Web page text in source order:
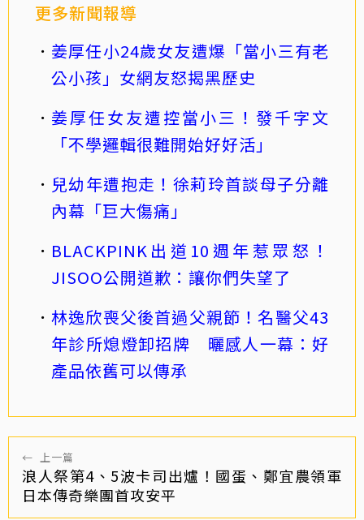
更多新聞報導
姜厚任小24歲女友遭爆「當小三有老
公小孩」女網友怒揭黑歷史
姜厚任女友遭控當小三！發千字文
「不學邏輯很難開始好好活」
兒幼年遭抱走！徐莉玲首談母子分離
內幕「巨大傷痛」
BLACKPINK出道10週年惹眾怒！
JISOO公開道歉：讓你們失望了
林逸欣喪父後首過父親節！名醫父43
年診所熄燈卸招牌 曬感人一幕：好
產品依舊可以傳承
← 上一篇
浪人祭第4、5波卡司出爐！國蛋、鄭宜農領軍
日本傳奇樂團首攻安平